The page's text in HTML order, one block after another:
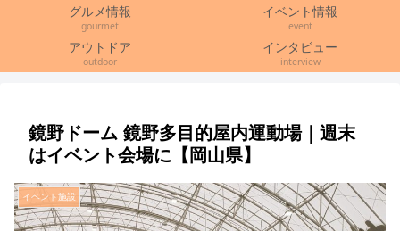
グルメ情報
gourmet
イベント情報
event
アウトドア
outdoor
インタビュー
interview
鏡野ドーム 鏡野多目的屋内運動場｜週末
はイベント会場に【岡山県】
イベント施設